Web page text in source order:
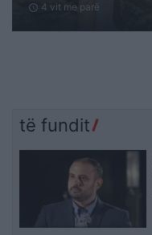
schedule 4 vit me parë
të fundit